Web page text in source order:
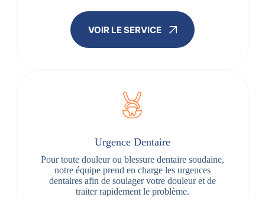
VOIR LE SERVICE
Urgence Dentaire
Pour toute douleur ou blessure dentaire soudaine,
notre équipe prend en charge les urgences
dentaires afin de soulager votre douleur et de
traiter rapidement le problème.